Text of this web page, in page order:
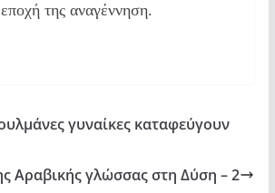
της αναγέννηση.
γυναίκες καταφεύγουν
Αραβικής γλώσσας στη Δύση – 2